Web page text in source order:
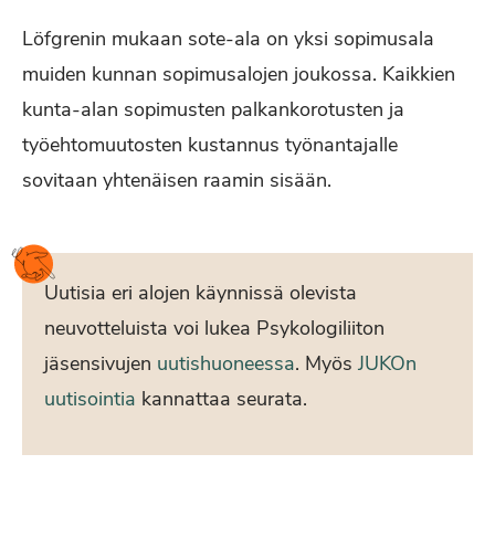
Löfgrenin mukaan sote-ala on yksi sopimusala
muiden kunnan sopimusalojen joukossa. Kaikkien
kunta-alan sopimusten palkankorotusten ja
työehtomuutosten kustannus työnantajalle
sovitaan yhtenäisen raamin sisään.
Uutisia eri alojen käynnissä olevista
neuvotteluista voi lukea Psykologiliiton
jäsensivujen uutishuoneessa. Myös JUKOn
uutisointia kannattaa seurata.